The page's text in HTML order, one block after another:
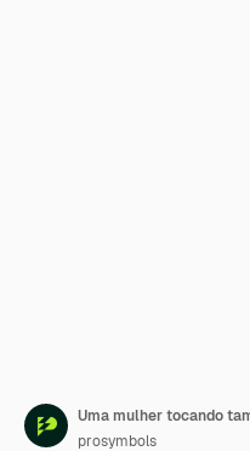
Uma mulher tocando
prosymbols